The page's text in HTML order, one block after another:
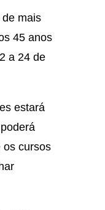
mais
45 anos
a 24 de
estará
os cursos